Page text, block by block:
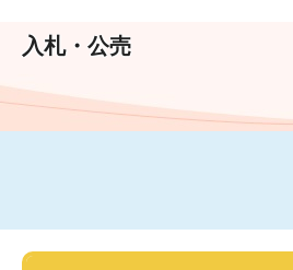
文
入札・公売